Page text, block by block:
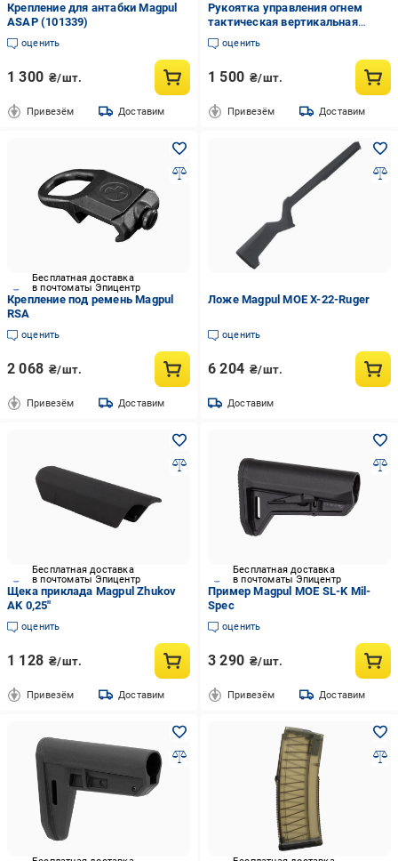
Крепление для антабки Magpul
ASAP (101339)
оценить
1 300 ₴/шт.
Привезём Доставим
Рукоятка управления огнем
тактическая вертикальная
Magpul PTS RVG (101060)
оценить
1 500 ₴/шт.
Привезём Доставим
Бесплатная доставка
в почтоматы Эпицентр
Крепление под ремень Magpul
RSA
оценить
2 068 ₴/шт.
Привезём Доставим
Ложе Magpul MOE X-22-Ruger
оценить
6 204 ₴/шт.
Доставим
Бесплатная доставка
в почтоматы Эпицентр
Щека приклада Magpul Zhukov
AK 0,25"
оценить
1 128 ₴/шт.
Привезём Доставим
Бесплатная доставка
в почтоматы Эпицентр
Пример Magpul MOE SL-K Mil-
Spec
оценить
3 290 ₴/шт.
Привезём Доставим